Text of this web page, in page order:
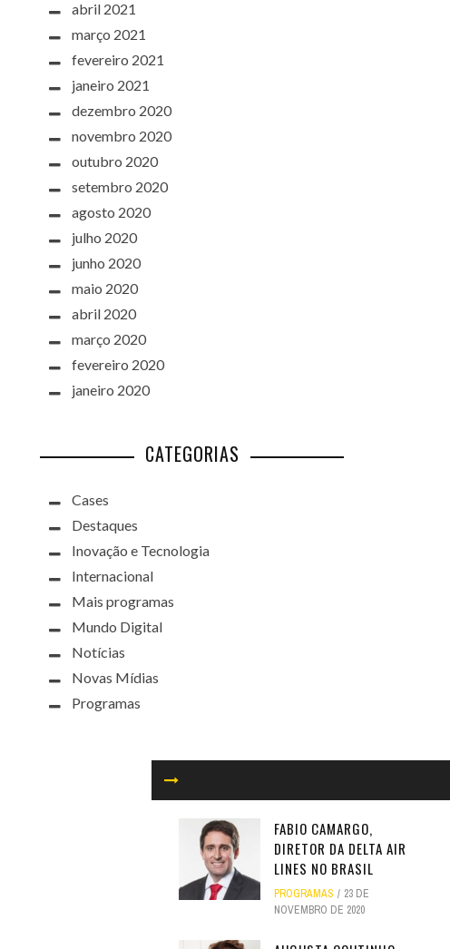
FABIO CAMARGO,
DIRETOR DA DELTA AIR
LINES NO BRASIL
PROGRAMAS
23 DE
NOVEMBRO DE 2020
abril 2021
março 2021
fevereiro 2021
janeiro 2021
dezembro 2020
novembro 2020
outubro 2020
setembro 2020
agosto 2020
julho 2020
junho 2020
maio 2020
abril 2020
março 2020
fevereiro 2020
janeiro 2020
CATEGORIAS
Cases
Destaques
Inovação e Tecnologia
Internacional
Mais programas
Mundo Digital
Notícias
Novas Mídias
Programas